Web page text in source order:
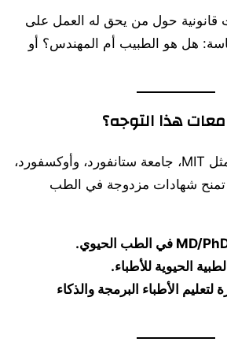
قانونية حول من يحق له العمل على
هل هو الطبيب أم المهندس؟ أو
بدأت جامعات كبرى مثل MIT، جامعة ستانفورد، وأوكسفورد،
تمنح شهادات مزدوجة في الطب
الحيوية للأطباء.
لتعليم الأطباء البرمجة والذكاء